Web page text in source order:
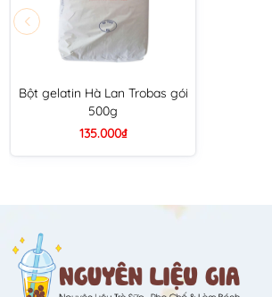
Bột gelatin Hà Lan Trobas gói
500g
135.000₫